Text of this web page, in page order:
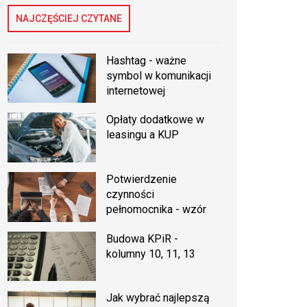
NAJCZĘŚCIEJ CZYTANE
Hashtag - ważne
symbol w komunikacji
internetowej
Opłaty dodatkowe w
leasingu a KUP
Potwierdzenie
czynności
pełnomocnika - wzór
Budowa KPiR -
kolumny 10, 11, 13
Jak wybrać najlepszą